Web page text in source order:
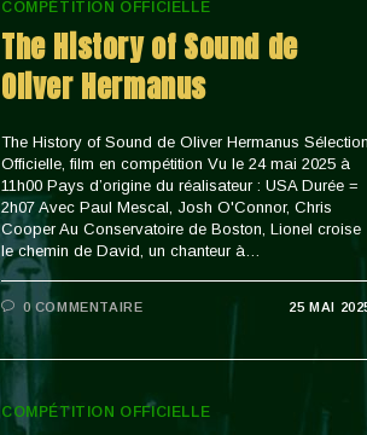
COMPÉTITION OFFICIELLE
The History of Sound de
Oliver Hermanus
The History of Sound de Oliver Hermanus Sélection
Officielle, film en compétition Vu le 24 mai 2025 à
11h00 Pays d’origine du réalisateur : USA Durée =
2h07 Avec Paul Mescal, Josh O'Connor, Chris
Cooper Au Conservatoire de Boston, Lionel croise
le chemin de David, un chanteur à…
0 COMMENTAIRE 25 MAI
COMPÉTITION OFFICIELLE